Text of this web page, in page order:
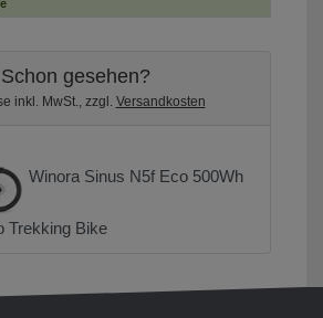
Schon gesehen?
inkl. MwSt., zzgl. Versandkosten
Winora Sinus N5f Eco 500Wh
Trekking Bike